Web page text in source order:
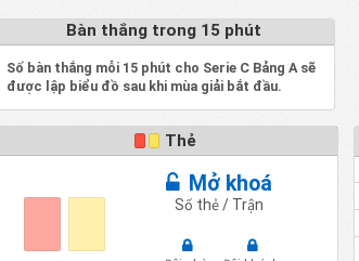
Bàn thắng trong 15 phút
Số bàn thắng mỗi 15 phút cho Serie C Bảng A sẽ
được lập biểu đồ sau khi mùa giải bắt đầu.
Thẻ
Mở khoá
Số thẻ / Trận